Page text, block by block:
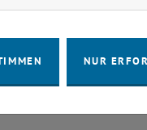
NUR